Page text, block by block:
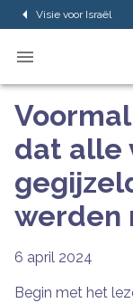
Visie voor Israël
dat alle
werden
6 april 2024
Begin met het